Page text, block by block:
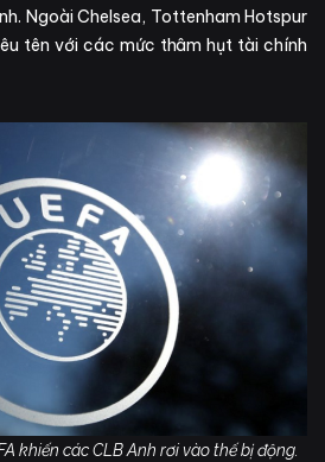
Ngoài Chelsea, Tottenham Hotspur
tên với các mức thâm hụt tài chính
khiến các CLB Anh rơi vào thế bị động.